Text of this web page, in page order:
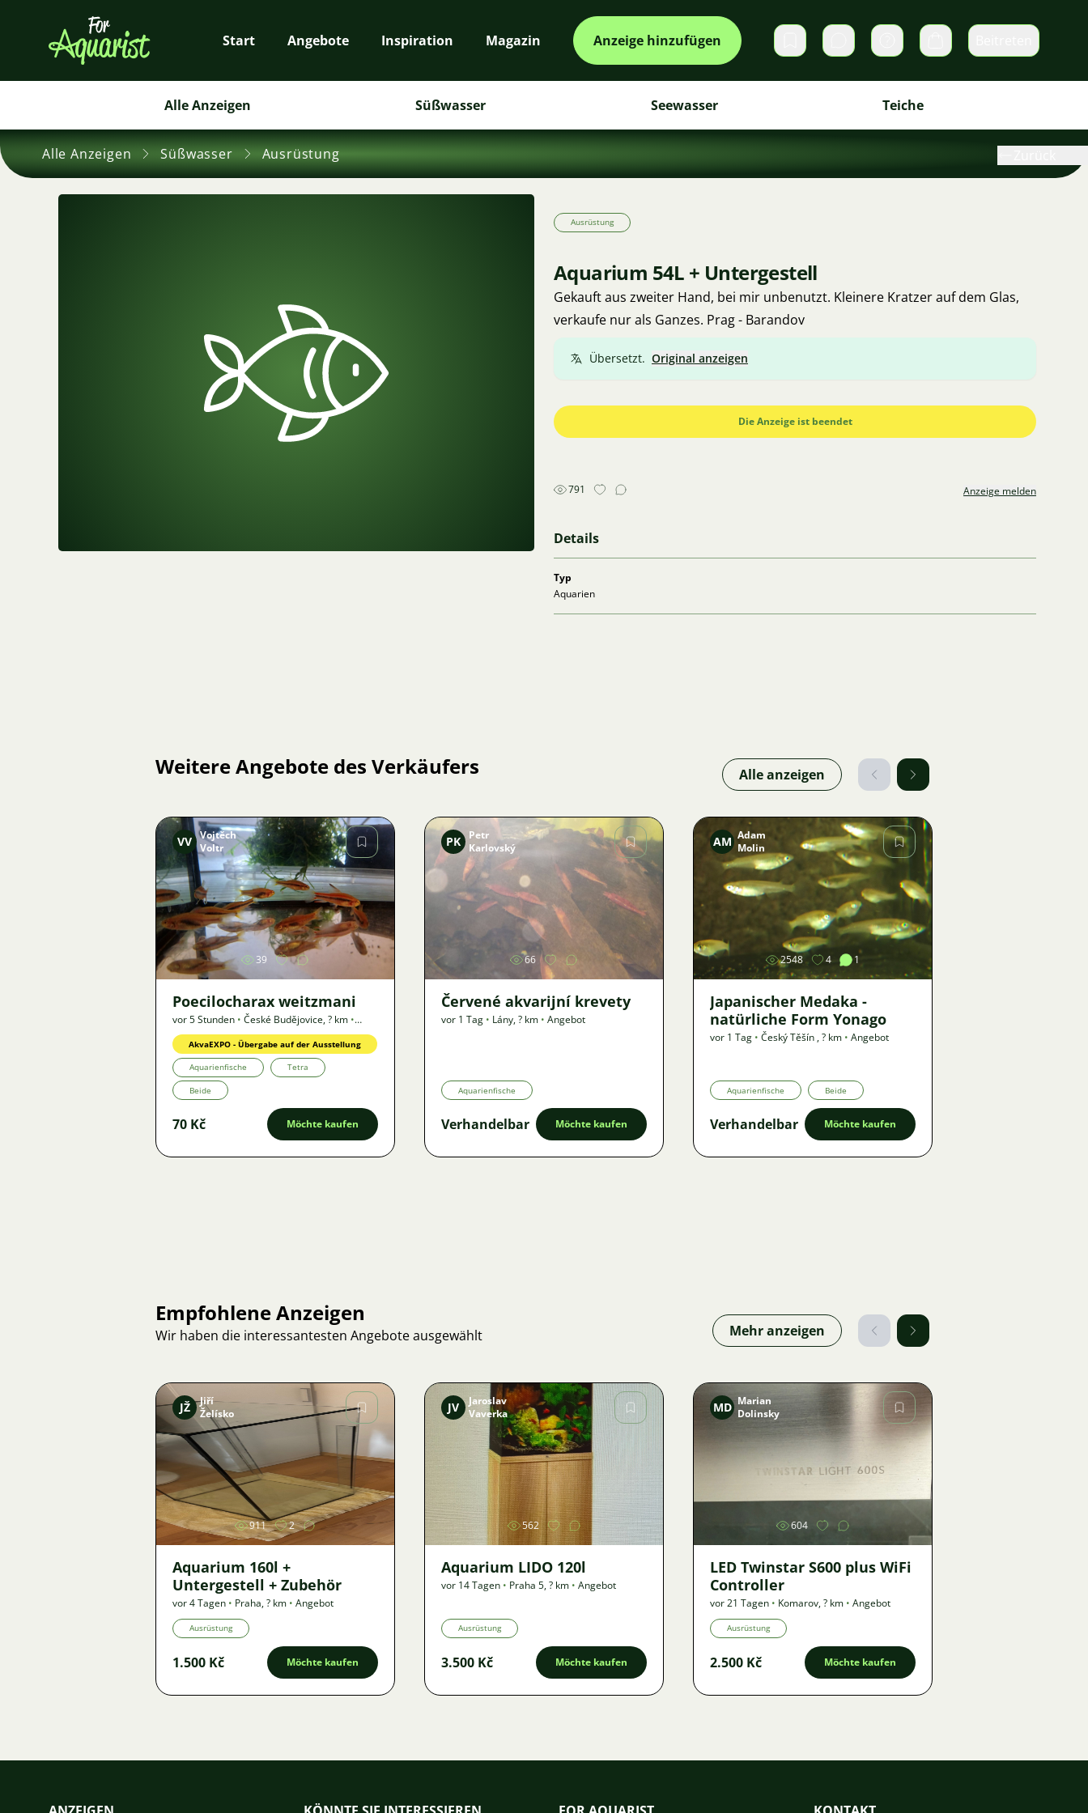
Start Angebote Inspiration Magazin Anzeige hinzufügen DirektnachrichtenWarenkorb
Alle Anzeigen Süßwasser Seewasser Teiche
Alle Anzeigen Süßwasser Ausrüstung
Ausrüstung
Aquarium 54L + Untergestell
Gekauft aus zweiter Hand, bei mir unbenutzt. Kleinere Kratzer auf dem Glas,
verkaufe nur als Ganzes. Prag - Barandov
Übersetzt. Original anzeigen
Die Anzeige ist beendet
791 Anzeige melden
Details
Typ
Aquarien
Weitere Angebote des Verkäufers Alle anzeigen
Bild
VV Vojtěch
Voltr
39
Poecilocharax weitzmani
vor 5 Stunden • České Budějovice,? km •
Angebot
AkvaEXPO - Übergabe auf der Ausstellung
Aquarienfische Tetra
Beide
70 Kč Möchte kaufen
Bild
PK
Petr
Karlovský
66
Červené akvarijní krevety
vor 1 Tag • Lány,? km • Angebot
Aquarienfische
Verhandelbar Möchte kaufen
Bild
AM Adam
Molin
2548 4 1
Japanischer Medaka -
natürliche Form Yonago
vor 1 Tag • Český Těšín ,? km • Angebot
Aquarienfische Beide
Verhandelbar Möchte kaufen
Empfohlene Anzeigen
Wir haben die interessantesten Angebote ausgewählt Mehr anzeigen
Bild
JŽ
Jiří
Želísko
911 2
Aquarium 160l +
Untergestell + Zubehör
vor 4 Tagen • Praha,? km • Angebot
Ausrüstung
1.500 Kč Möchte kaufen
Bild
JV
Jaroslav
Vaverka
562
Aquarium LIDO 120l
vor 14 Tagen • Praha 5,? km • Angebot
Ausrüstung
3.500 Kč Möchte kaufen
Bild
MD Marian
Dolinsky
604
LED Twinstar S600 plus WiFi
Controller
vor 21 Tagen • Komarov,? km • Angebot
Ausrüstung
2.500 Kč Möchte kaufen